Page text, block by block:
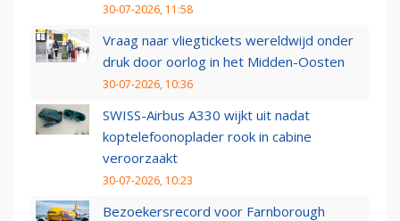
30-07-2026, 11:58
Vraag naar vliegtickets wereldwijd onder
druk door oorlog in het Midden-Oosten
30-07-2026, 10:36
SWISS-Airbus A330 wijkt uit nadat
koptelefoonoplader rook in cabine
veroorzaakt
30-07-2026, 10:23
Bezoekersrecord voor Farnborough